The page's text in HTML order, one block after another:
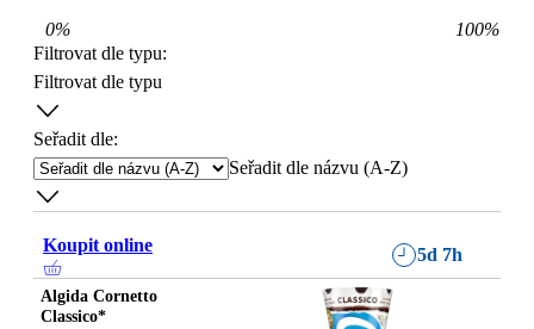
0% 100%
Filtrovat dle typu:
Filtrovat dle typu
Seřadit dle:
Seřadit dle názvu (A-Z)
Koupit online 5d 7h
Algida Cornetto
Classico*